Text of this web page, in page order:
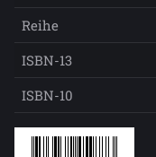
Reihe
ISBN-13
ISBN-10